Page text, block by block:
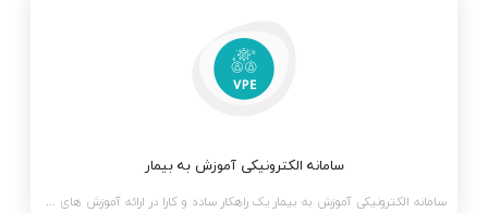
سامانه الکترونیکی آموزش به بیمار
سامانه الکترونیکی آموزش به بیمار یک راهکار ساده و کارا در ارائه آموزش های مرتبط به درمان به بیمار ،